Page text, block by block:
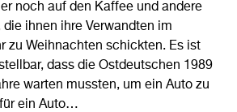
noch auf den Kaffee und andere
ihnen ihre Verwandten im
zu Weihnachten schickten. Es ist
dass die Ostdeutschen 1989
warten mussten, um ein Auto zu
ein Auto…